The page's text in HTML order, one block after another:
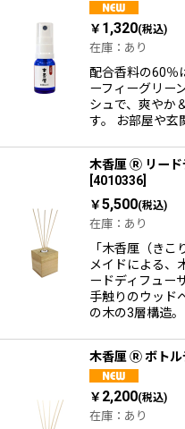
￥ 1,320(税込)
在庫：あり
配合香料の60％
ーフィーグリー
シュで、爽やか
す。 お部屋や玄
木香厘 Ⓡ リード
[4010336]
￥5,500(税込)
在庫：あり
「木香厘（き
メイドによる、
ードディフュー
手触りのウッド
の木の3層構造。
木香厘 Ⓡ ボトル
￥ 2,200(税込)
在庫：あり